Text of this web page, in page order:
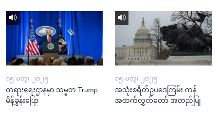
၁၅ မတ္၊ ၂၀၂၅
တရားရေးဌာနမှာ သမ္မတ Trump
မိန့်ခွန်းပြော
၁၅ မတ္၊ ၂၀၂၅
အသုံးစရိတ်ဥပဒေကြမ်း ကန်
အထက်လွှတ်တော် အတည်ပြု